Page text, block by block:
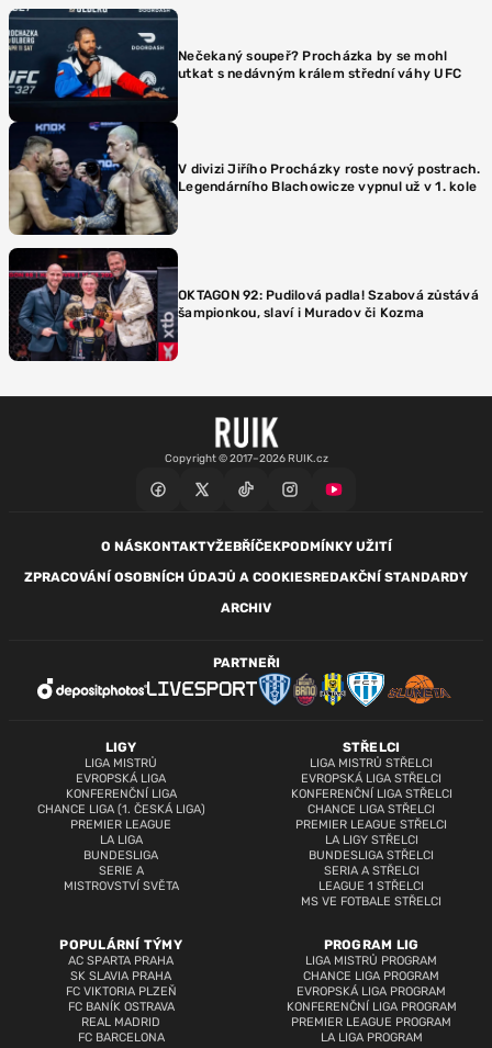
Nečekaný soupeř? Procházka by se mohl
utkat s nedávným králem střední váhy UFC
V divizi Jiřího Procházky roste nový postrach.
Legendárního Blachowicze vypnul už v 1. kole
OKTAGON 92: Pudilová padla! Szabová zůstává
šampionkou, slaví i Muradov či Kozma
Copyright © 2017–2026 RUIK.cz
O NÁSKONTAKTYŽEBŘÍČEKPODMÍNKY UŽITÍ
ZPRACOVÁNÍ OSOBNÍCH ÚDAJŮ A COOKIESREDAKČNÍ STANDARDY
ARCHIV
LIGY
LIGA MISTRŮ
EVROPSKÁ LIGA
KONFERENČNÍ LIGA
CHANCE LIGA (1. ČESKÁ LIGA)
PREMIER LEAGUE
LA LIGA
BUNDESLIGA
SERIE A
MISTROVSTVÍ SVĚTA
STŘELCI
LIGA MISTRŮ STŘELCI
EVROPSKÁ LIGA STŘELCI
KONFERENČNÍ LIGA STŘELCI
CHANCE LIGA STŘELCI
PREMIER LEAGUE STŘELCI
LA LIGY STŘELCI
BUNDESLIGA STŘELCI
SERIA A STŘELCI
LEAGUE 1 STŘELCI
MS VE FOTBALE STŘELCI
POPULÁRNÍ TÝMY
AC SPARTA PRAHA
SK SLAVIA PRAHA
FC VIKTORIA PLZEŇ
FC BANÍK OSTRAVA
REAL MADRID
FC BARCELONA
PROGRAM LIG
LIGA MISTRŮ PROGRAM
CHANCE LIGA PROGRAM
EVROPSKÁ LIGA PROGRAM
KONFERENČNÍ LIGA PROGRAM
PREMIER LEAGUE PROGRAM
LA LIGA PROGRAM
PARTNEŘI